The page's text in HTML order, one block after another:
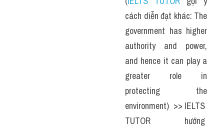
cách diễn đạt khác: The
government has higher
authority and power,
and hence it can play a
greater role in
protecting the
environment)  >> IELTS
TUTOR  hướng